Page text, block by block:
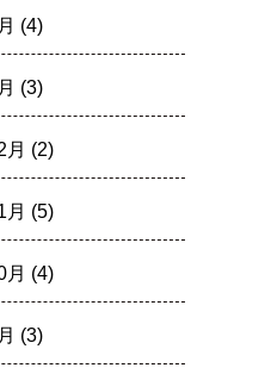
(4)
(3)
月 (2)
月 (5)
月 (4)
(3)